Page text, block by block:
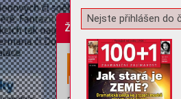
Žádost o souhlas s
Nejste přihlášen do